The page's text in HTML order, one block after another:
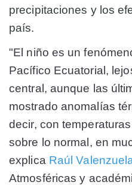
precipitaciones y los
país.
"El niño es un
Pacífico Ecuatorial,
central, aunque las
mostrado anomalías
decir, con
sobre lo normal, en
explica Raúl
Atmosféricas y